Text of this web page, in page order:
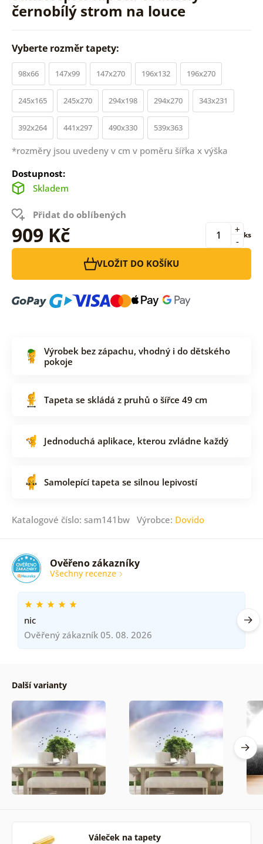
černobílý strom na louce
Vyberte rozměr tapety:
98x66 147x99 147x270 196x132 196x270
245x165 245x270 294x198 294x270 343x231
392x264 441x297 490x330 539x363
*rozměry jsou uvedeny v cm v poměru šířka x výška
Dostupnost:
Skladem
Přidat do oblíbených
909 Kč -
+ ks
VLOŽIT DO KOŠÍKU
Výrobek bez zápachu, vhodný i do dětského
pokoje
Tapeta se skládá z pruhů o šířce 49 cm
Jednoduchá aplikace, kterou zvládne každý
Samolepící tapeta se silnou lepivostí
Katalogové číslo: sam141bw Výrobce: Dovido
Ověřeno zákazníky
Všechny recenze
nic
Ověřený zákazník 05. 08. 2026
Další varianty
Váleček na tapety